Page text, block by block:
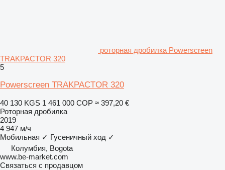
роторная дробилка Powerscreen
TRAKPACTOR 320
5
Powerscreen TRAKPACTOR 320
40 130 KGS 1 461 000 COP ≈ 397,20 €
Роторная дробилка
2019
4 947 м/ч
Мобильная ✓ Гусеничный ход ✓
Колумбия, Bogota
www.be-market.com
Связаться с продавцом